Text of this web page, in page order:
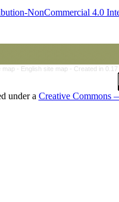
Commons Attribution-
برگشت
Persian site map -English
work is licensed under a